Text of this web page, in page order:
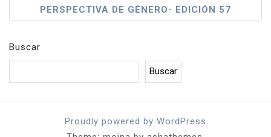
G
A
I
PERSPECTIVA DE GÉNERO- EDICIÓN 57
Buscar
Buscar
Proudly powered by WordPress